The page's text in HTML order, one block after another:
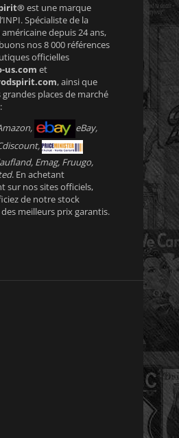
est une marque
Spécialiste de la
depuis 24 ans,
nos 8 000 références
officielles
us.com et
, ainsi que
grandes places de marché
eBay,
Emag, Fruugo,
. En achetant
sur nos sites officiels,
de notre stock
meilleurs prix garantis.